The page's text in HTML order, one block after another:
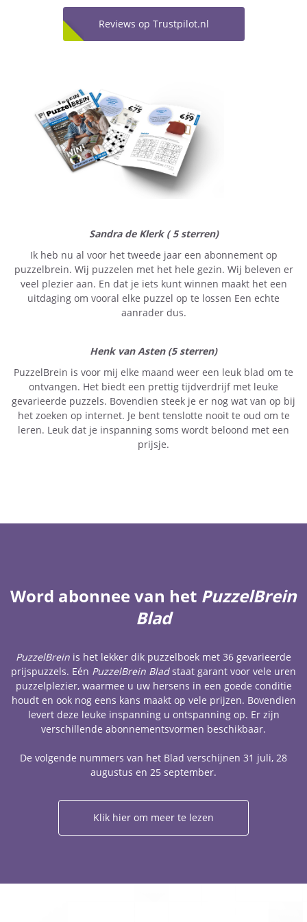
Reviews op Trustpilot.nl
Sandra de Klerk ( 5 sterren)
Ik heb nu al voor het tweede jaar een abonnement op
puzzelbrein. Wij puzzelen met het hele gezin. Wij beleven er
veel plezier aan. En dat je iets kunt winnen maakt het een
uitdaging om vooral elke puzzel op te lossen Een echte
aanrader dus.
Henk van Asten (5 sterren)
PuzzelBrein is voor mij elke maand weer een leuk blad om te
ontvangen. Het biedt een prettig tijdverdrijf met leuke
gevarieerde puzzels. Bovendien steek je er nog wat van op bij
het zoeken op internet. Je bent tenslotte nooit te oud om te
leren. Leuk dat je inspanning soms wordt beloond met een
prijsje.
Word abonnee van het PuzzelBrein
Blad
PuzzelBrein is het lekker dik puzzelboek met 36 gevarieerde
prijspuzzels. Eén PuzzelBrein Bladstaat garant voor vele uren
puzzelplezier, waarmee u uw hersens in een goede conditie
houdt en ook nog eens kans maakt op vele prijzen. Bovendien
levert deze leuke inspanning u ontspanning op. Er zijn
verschillende abonnementsvormen beschikbaar.
De volgende nummers van het Blad verschijnen 31 juli, 28
augustus en 25 september.
Klik hier om meer te lezen